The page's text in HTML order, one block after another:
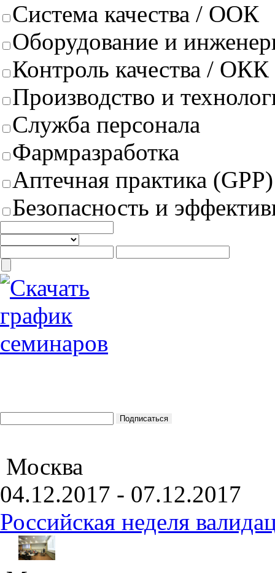
Система качества / ООК
Оборудование и
Контроль качества / ОКК
Производство и
Служба персонала
Фармразработка
Аптечная практика (GPP)
Безопасность и
Москва
04.12.2017 - 07.12.2017
Российская неделя